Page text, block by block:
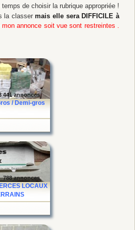
de choisir la rubrique appropriée !
la classermais elle sera DIFFICILE à
mon annonce soit vue sont restreintes .
441 annonces
/ Demi-gros
788 annonces
LOCAUX